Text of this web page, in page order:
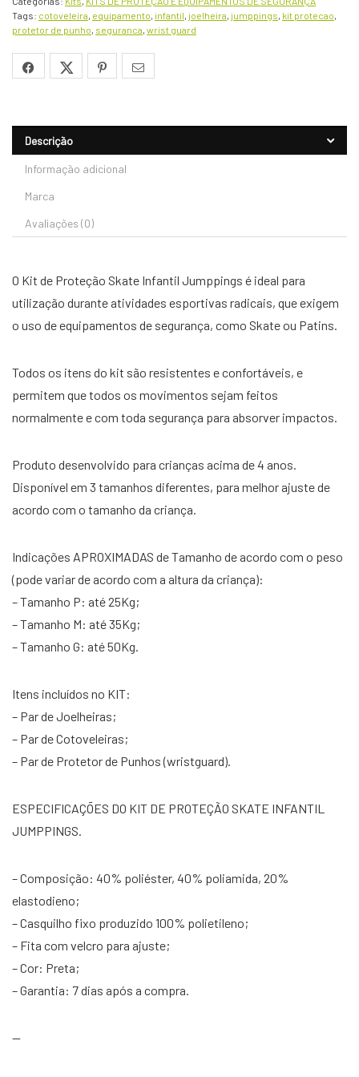
Tags: cotoveleira, equipamento, infantil, joelheira, jumppings, kit protecao,
protetor de punho, seguranca, wrist guard
Descrição
Informação adicional
Marca
Avaliações (0)
O Kit de Proteção Skate Infantil Jumppings é ideal para
utilização durante atividades esportivas radicais, que exigem
o uso de equipamentos de segurança, como Skate ou Patins.
Todos os itens do kit são resistentes e confortáveis, e
permitem que todos os movimentos sejam feitos
normalmente e com toda segurança para absorver impactos.
Produto desenvolvido para crianças acima de 4 anos.
Disponível em 3 tamanhos diferentes, para melhor ajuste de
acordo com o tamanho da criança.
Indicações APROXIMADAS de Tamanho de acordo com o peso
(pode variar de acordo com a altura da criança):
– Tamanho P: até 25Kg;
– Tamanho M: até 35Kg;
– Tamanho G: até 50Kg.
Itens incluídos no KIT:
– Par de Joelheiras;
– Par de Cotoveleiras;
– Par de Protetor de Punhos (wristguard).
ESPECIFICAÇÕES DO KIT DE PROTEÇÃO SKATE INFANTIL
JUMPPINGS.
– Composição: 40% poliéster, 40% poliamida, 20%
elastodieno;
– Casquilho fixo produzido 100% polietileno;
– Fita com velcro para ajuste;
– Cor: Preta;
– Garantia: 7 dias após a compra.
—